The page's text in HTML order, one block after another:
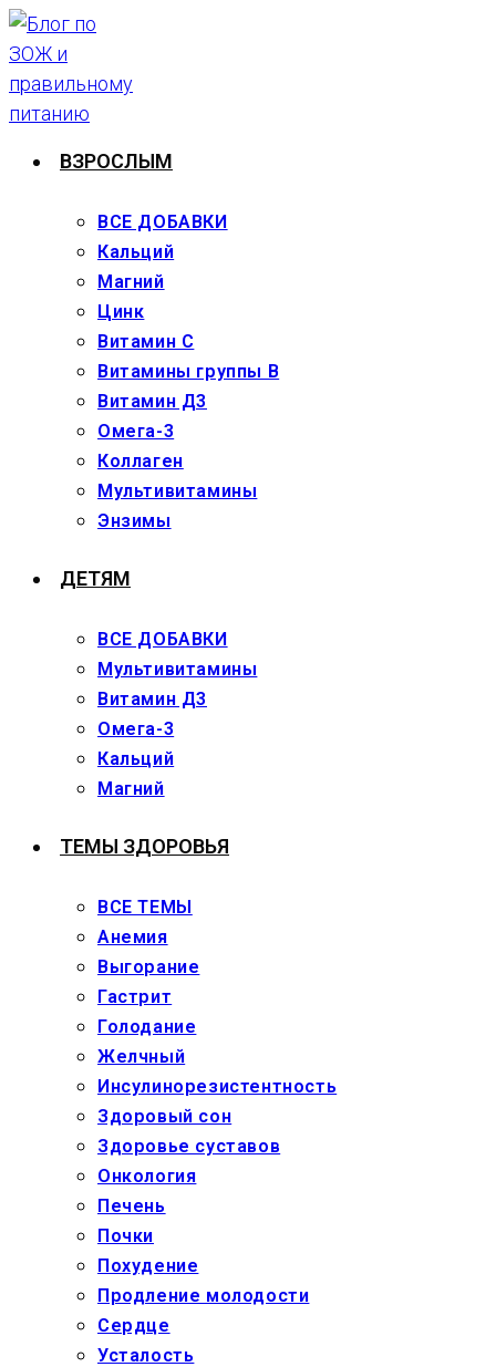
Перейти
к
содержимому
ВЗРОСЛЫМ
ВСЕ ДОБАВКИ
Кальций
Магний
Цинк
Витамин С
Витамины группы В
Витамин Д3
Омега-3
Коллаген
Мультивитамины
Энзимы
ДЕТЯМ
ВСЕ ДОБАВКИ
Мультивитамины
Витамин Д3
Омега-3
Кальций
Магний
ТЕМЫ ЗДОРОВЬЯ
ВСЕ ТЕМЫ
Анемия
Выгорание
Гастрит
Голодание
Желчный
Инсулинорезистентность
Здоровый сон
Здоровье суставов
Онкология
Печень
Почки
Похудение
Продление молодости
Сердце
Усталость